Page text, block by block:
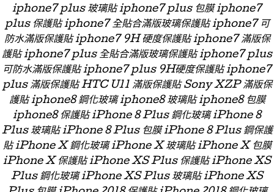
iphone7 plus 玻璃貼 iphone7 plus 包膜 iphone7
plus 保護貼 iphone7 全貼合滿版玻璃保護貼 iphone7 可
防水滿版保護貼 iphone7 9H 硬度保護貼 iphone7 滿版保
護貼 iphone7 plus 全貼合滿版玻璃保護貼 iphone7 plus
可防水滿版保護貼 iphone7 plus 9H硬度保護貼 iphone7
plus 滿版保護貼 HTC U11 滿版保護貼 Sony XZP 滿版保
護貼 iphone8 鋼化玻璃 iphone8 玻璃貼 iphone8 包膜
iphone8 保護貼 iPhone 8 Plus 鋼化玻璃 iPhone 8
Plus 玻璃貼 iPhone 8 Plus 包膜 iPhone 8 Plus 鋼保護
貼 iPhone X 鋼化玻璃 iPhone X 玻璃貼 iPhone X 包膜
iPhone X 保護貼 iPhone XS Plus 保護貼 iPhone XS
Plus 鋼化玻璃 iPhone XS Plus 玻璃貼 iPhone XS